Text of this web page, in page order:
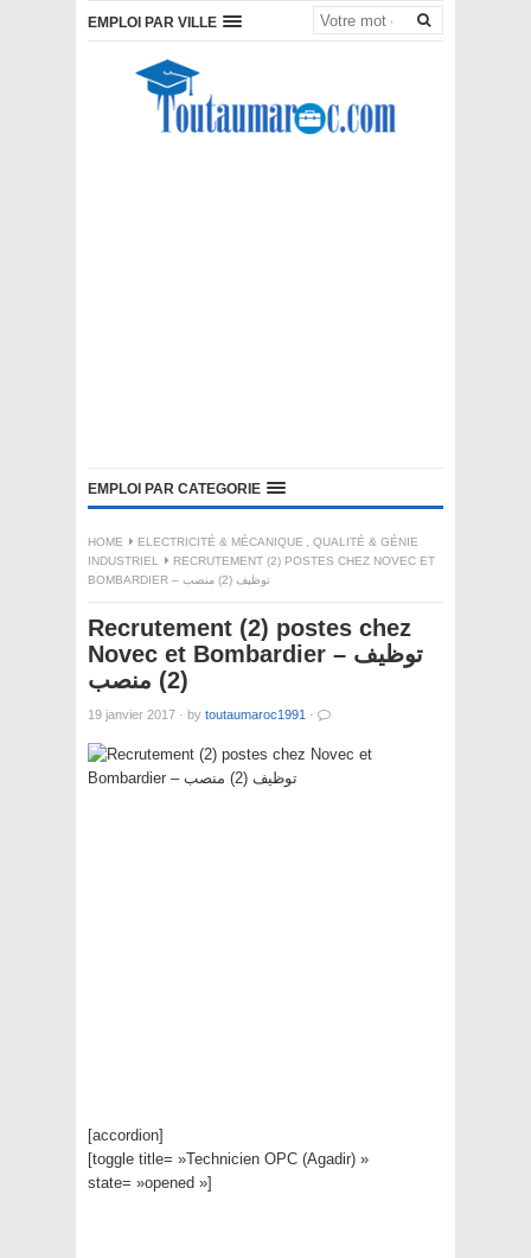
EMPLOI PAR VILLE
EMPLOI PAR CATEGORIE
HOME ELECTRICITÉ & MÉCANIQUE , QUALITÉ & GÉNIE
INDUSTRIEL
RECRUTEMENT (2) POSTES CHEZ NOVEC ET
BOMBARDIER – توظيف (2) منصب
Recrutement (2) postes chez
Novec et Bombardier – توظيف
(2) منصب
19 janvier 2017 · by toutaumaroc1991 ·
[accordion]
[toggle title= »Technicien OPC (Agadir) »
state= »opened »]